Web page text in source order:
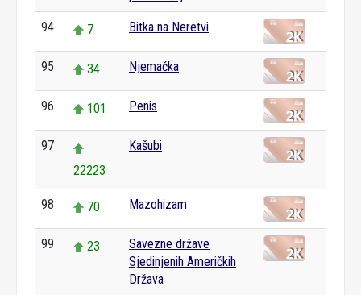
94 7 Bitka na Neretvi
95 34 Njemačka
96 101 Penis
97
22223
Kašubi
98 70 Mazohizam
99 23
Savezne države
Sjedinjenih Američkih
Država